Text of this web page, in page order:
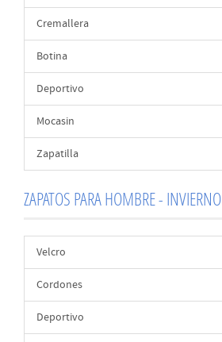
Cremallera
Botina
Deportivo
Mocasin
Zapatilla
ZAPATOS PARA HOMBRE - INVIERNO
Velcro
Cordones
Deportivo